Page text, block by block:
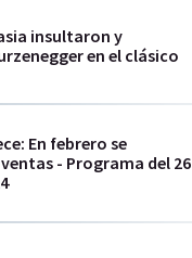
insultaron y
en el clásico
En febrero se
- Programa del 26